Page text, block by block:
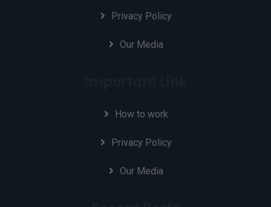
Privacy Policy
Our Media
How to work
Privacy Policy
Our Media